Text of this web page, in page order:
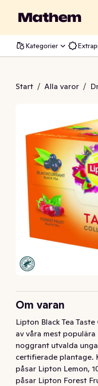
Kategorier
Start / Alla varor /
Taste Collection
Om varan
Lipton Black Tea
av våra mest
noggrant utvalda
certifierade plantage.
påsar Lipton Lemon,
påsar Lipton Forest